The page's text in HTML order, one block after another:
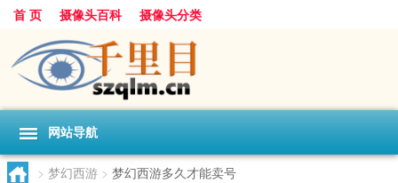
首 页 摄像头百科 摄像头分类
网站导航
> 梦幻西游 > 梦幻西游多久才能卖号